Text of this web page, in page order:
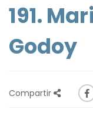
191.
Godoy
Compartir